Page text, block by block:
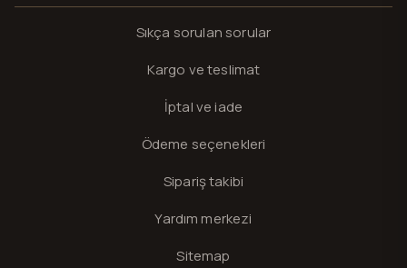
Sıkça sorulan sorular
Kargo ve teslimat
İptal ve iade
Ödeme seçenekleri
Sipariş takibi
Yardım merkezi
Sitemap